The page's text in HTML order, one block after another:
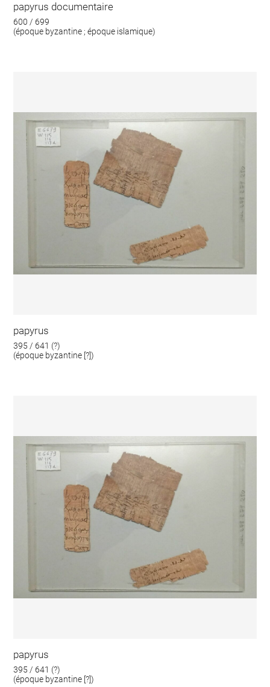
papyrus documentaire
600 / 699
(époque byzantine ; époque islamique)
papyrus
395 / 641 (?)
(époque byzantine [?])
papyrus
395 / 641 (?)
(époque byzantine [?])